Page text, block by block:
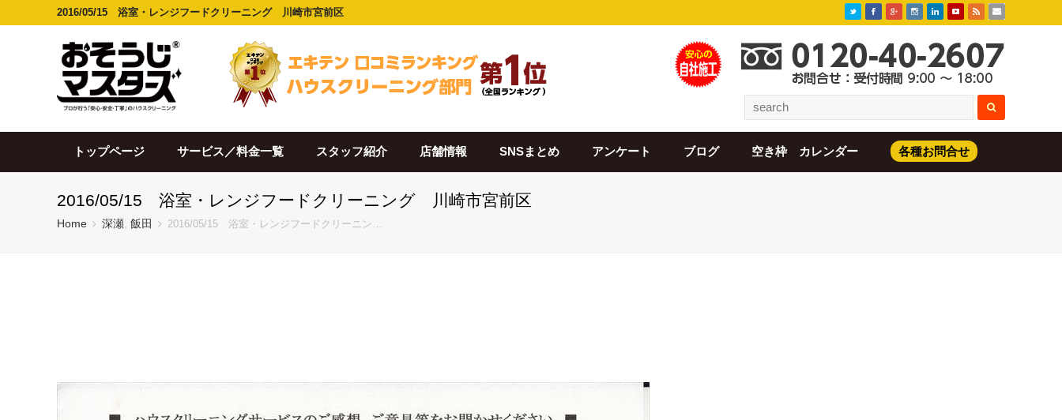
2016/05/15 浴室・レンジフードクリーニング 川崎市宮前区
トップページ サービス／料金一覧 スタッフ紹介 店舗情報 SNSまとめ アンケート ブログ 空き枠 カレンダー 各種お問合せ
2016/05/15 浴室・レンジフードクリーニング 川崎市宮前区
Home 深瀬 飯田 2016/05/15 浴室・レンジフードクリーニン…